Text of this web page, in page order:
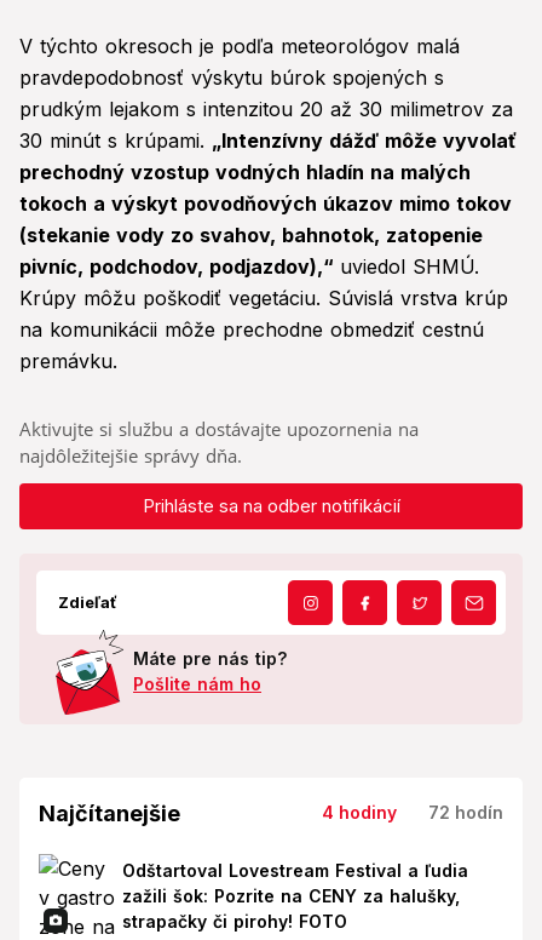
V týchto okresoch je podľa meteorológov malá
pravdepodobnosť výskytu búrok spojených s
prudkým lejakom s intenzitou 20 až 30 milimetrov za
30 minút s krúpami. „Intenzívny dážď môže vyvolať
prechodný vzostup vodných hladín na malých
tokoch a výskyt povodňových úkazov mimo tokov
(stekanie vody zo svahov, bahnotok, zatopenie
pivníc, podchodov, podjazdov),“ uviedol SHMÚ.
Krúpy môžu poškodiť vegetáciu. Súvislá vrstva krúp
na komunikácii môže prechodne obmedziť cestnú
premávku.
Aktivujte si službu a dostávajte upozornenia na
najdôležitejšie správy dňa.
Prihláste sa na odber notifikácií
Zdieľať
Máte pre nás tip?
Pošlite nám ho
Najčítanejšie 4 hodiny 72 hodín
Odštartoval Lovestream Festival a ľudia
zažili šok: Pozrite na CENY za halušky,
strapačky či pirohy! FOTO